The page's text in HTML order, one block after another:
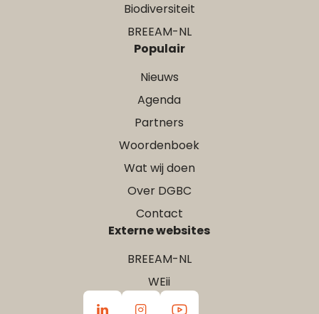
Biodiversiteit
BREEAM-NL
Populair
Nieuws
Agenda
Partners
Woordenboek
Wat wij doen
Over DGBC
Contact
Externe websites
BREEAM-NL
WEii